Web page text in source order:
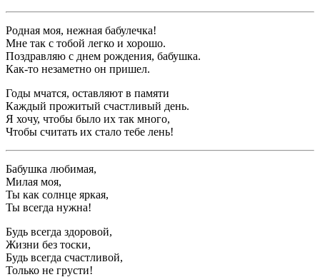
Родная моя, нежная бабулечка!
Мне так с тобой легко и хорошо.
Поздравляю с днем рождения, бабушка.
Как-то незаметно он пришел.
Годы мчатся, оставляют в памяти
Каждый прожитый счастливый день.
Я хочу, чтобы было их так много,
Чтобы считать их стало тебе лень!
Бабушка любимая,
Милая моя,
Ты как солнце яркая,
Ты всегда нужна!
Будь всегда здоровой,
Жизни без тоски,
Будь всегда счастливой,
Только не грусти!